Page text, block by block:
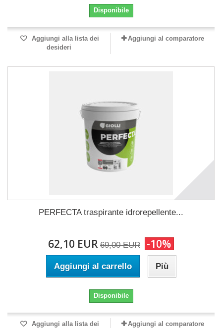
Disponibile
Aggiungi alla lista dei
desideri
Aggiungi al comparatore
PERFECTA traspirante idrorepellente...
62,10 EUR 69,00 EUR -10%
Aggiungi al carrello Più
Disponibile
Aggiungi alla lista dei
Aggiungi al comparatore